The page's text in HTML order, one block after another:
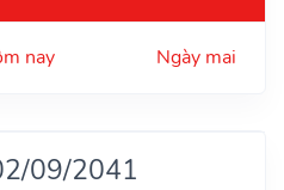
nay Ngày mai
09/2041